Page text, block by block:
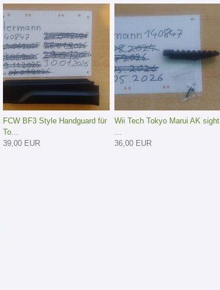
FCW BF3 Style Handguard für
To...
39,00 EUR
Wii Tech Tokyo Marui AK sight
...
36,00 EUR